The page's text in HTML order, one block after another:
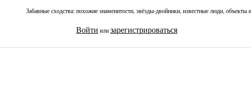
Забавные сходства: похожие знаменитости, звёзды-двойники, известные люди, объекты
Войти или зарегистрироваться